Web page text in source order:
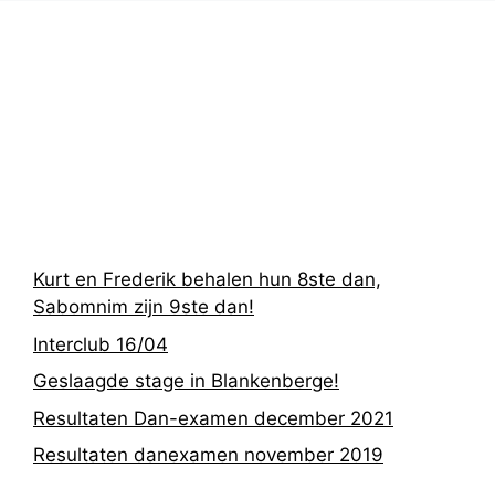
Kurt en Frederik behalen hun 8ste dan,
Sabomnim zijn 9ste dan!
Interclub 16/04
Geslaagde stage in Blankenberge!
Resultaten Dan-examen december 2021
Resultaten danexamen november 2019